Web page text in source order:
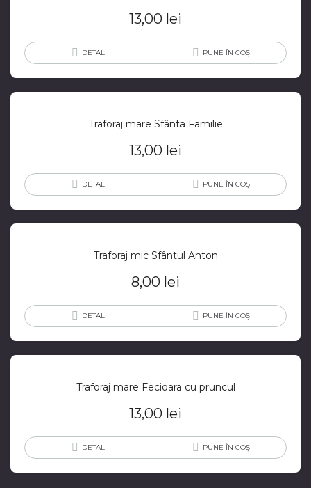
13,00 lei
DETALII PUNE ÎN COȘ
Traforaj mare Sfânta Familie
13,00 lei
DETALII PUNE ÎN COȘ
Traforaj mic Sfântul Anton
8,00 lei
DETALII PUNE ÎN COȘ
Traforaj mare Fecioara cu pruncul
13,00 lei
DETALII PUNE ÎN COȘ